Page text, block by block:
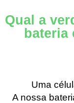
Qual a
bateria
Uma
A nossa